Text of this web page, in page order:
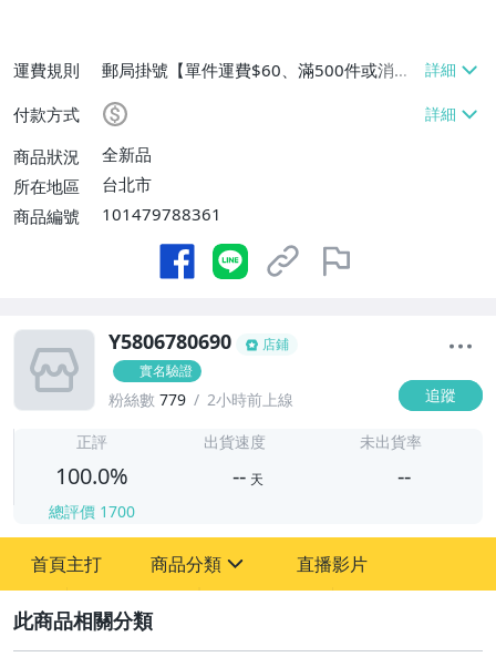
運費規則
郵局掛號【單件運費$60、滿500件或消費
滿$20000免運費】
付款方式
商品狀況
全新品
所在地區
台北市
商品編號
101479788361
Y5806780690
店鋪
實名驗證
粉絲數 779 2小時前上線 追蹤
正評
100.0%
總評價 1700
出貨速度
-- 天
未出貨率
--
首頁主打 商品分類
其它
直播影片